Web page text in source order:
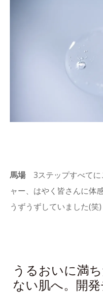
馬場 3ステップすべてに
ャー、はやく皆さんに体
うずうずしていました(笑)
うるおいに満
ない肌へ。開